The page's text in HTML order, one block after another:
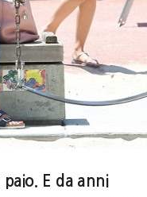
E da anni